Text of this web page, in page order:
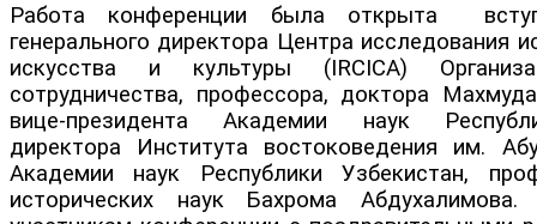
Работа конференции была открыта
генерального директора Центра исследования
искусства и культуры (IRCICA)
сотрудничества, профессора, доктора
вице-президента Академии наук
директора Института востоковедения им.
Академии наук Республики Узбекистан,
исторических наук Бахрома